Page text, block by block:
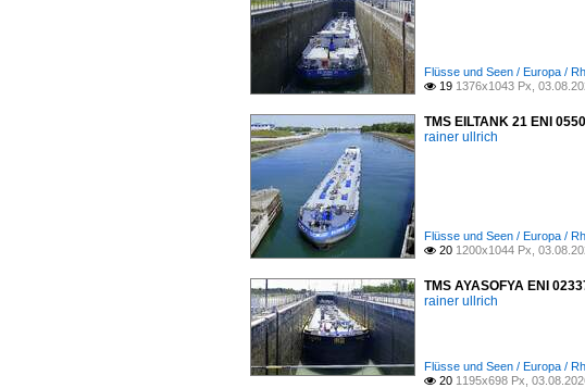
Flüsse und Seen / Europa /
 19 1376x1043 Px,
TMS EILTANK 21 ENI
rainer ullrich
Flüsse und Seen / Europa /
 20 1200x1044 Px,
TMS AYASOFYA ENI
rainer ullrich
Flüsse und Seen / Europa /
 20 1195x698 Px,